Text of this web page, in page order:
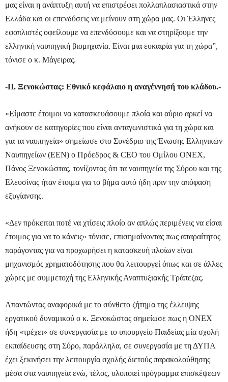
μας είναι η ανάπτυξη αυτή να επιστρέφει πολλαπλασιαστικά στην
Ελλάδα και οι επενδύσεις να μείνουν στη χώρα μας. Οι Έλληνες
εφοπλιστές οφείλουμε να επενδύσουμε και να στηρίξουμε την
ελληνική ναυπηγική βιομηχανία. Είναι μια ευκαιρία για τη χώρα”,
τόνισε ο κ. Μάγειρας.
-Π. Ξενοκώστας: Εθνικό κεφάλαιο η αναγέννησή του κλάδου.-
«Είμαστε έτοιμοι να κατασκευάσουμε πλοία και αύριο αρκεί να
ανήκουν σε κατηγορίες που είναι ανταγωνιστικά για τη χώρα και
για τα ναυπηγεία» σημείωσε στο Συνέδριο της Ένωσης Ελληνικών
Ναυπηγείων (ΕΕΝ) ο Πρόεδρος & CEO του Ομίλου ONEX,
Πάνος Ξενοκώστας, τονίζοντας ότι τα ναυπηγεία της Σύρου και της
Ελευσίνας ήταν έτοιμα για το βήμα αυτό ήδη πριν την απόφαση
εξυγίανσης.
«Δεν πρόκειται ποτέ να χτίσεις πλοίο αν απλώς περιμένεις να είσαι
έτοιμος για να το κάνεις» τόνισε, επισημαίνοντας πως απαραίτητος
παράγοντας για να προχωρήσει η κατασκευή πλοίων είναι
μηχανισμός χρηματοδότησης που θα λειτουργεί όπως και σε άλλες
χώρες με συμμετοχή της Ελληνικής Αναπτυξιακής Τράπεζας.
Απαντώντας αναφορικά με το σύνθετο ζήτημα της έλλειψης
εργατικού δυναμικού ο κ. Ξενοκώστας σημείωσε πως η ΟΝΕΧ
ήδη «τρέχει» σε συνεργασία με το υπουργείο Παιδείας μία σχολή
εκπαίδευσης στη Σύρο, παράλληλα, σε συνεργασία με τη ΔΥΠΑ
έχει ξεκινήσει την λειτουργία σχολής διετούς παρακολούθησης
μέσα στα ναυπηγεία ενώ, τέλος, υλοποιεί πρόγραμμα επισκέψεων